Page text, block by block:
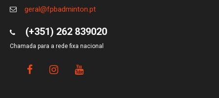
geral@fpbadminton.pt
(+351) 262 839020
Chamada para a rede fixa nacional